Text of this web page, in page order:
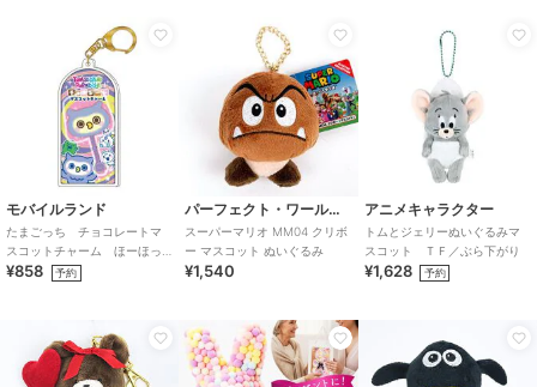
モバイルランド
たまごっち チョコレートマ
スコットチャーム ほーほっ
ち
¥858 予約
パーフェクト・ワールド・トーキョー
スーパーマリオ MM04 クリボ
ー マスコット ぬいぐるみ
¥1,540
アニメキャラクター
トムとジェリーぬいぐるみマ
スコット ＴＦ／ぶら下がり
¥1,628 予約